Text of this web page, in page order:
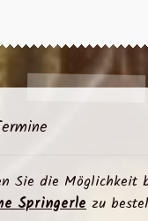
Sie die Möglichkeit
Springerlezu